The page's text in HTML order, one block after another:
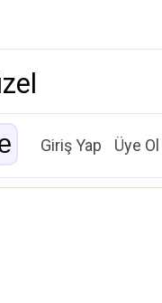
Giriş Yap Üye Ol